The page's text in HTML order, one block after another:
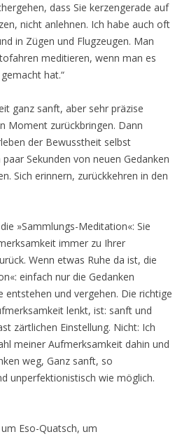
dass Sie kerzengerade auf
nicht anlehnen. Ich habe auch oft
in Zügen und Flugzeugen. Man
meditieren, wenn man es
hat.“
ganz sanft, aber sehr präzise
Moment zurückbringen. Dann
der Bewusstheit selbst
Sekunden von neuen Gedanken
Sich erinnern, zurückkehren in den
»Sammlungs-Meditation«: Sie
immer zu Ihrer
Wenn etwas Ruhe da ist, die
einfach nur die Gedanken
entstehen und vergehen. Die richtige
lenkt, ist: sanft und
zärtlichen Einstellung. Nicht: Ich
meiner Aufmerksamkeit dahin und
weg, Ganz sanft, so
unperfektionistisch wie möglich.
Eso-Quatsch, um